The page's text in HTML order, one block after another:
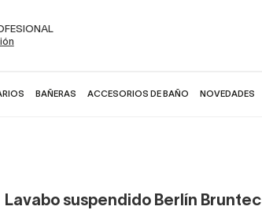
BAÑERAS ACCESORIOS DE BAÑO NOVEDADES
Lavabo suspendido Berlín Bruntec